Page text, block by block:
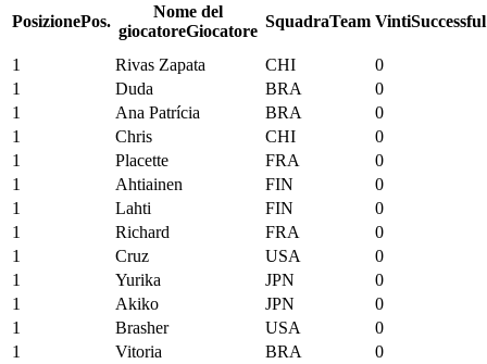
PosizionePos.
Nome del
giocatoreGiocatore
SquadraTeam VintiSuccessful
1 Rivas Zapata CHI
0
1
Duda BRA
0
1
Ana Patrícia BRA
0
1
Chris CHI
0
1
Placette FRA
0
1
Ahtiainen FIN
0
1
Lahti FIN
0
1
Richard FRA
0
1
Cruz USA
0
1
Yurika JPN
0
1
Akiko JPN
0
1
Brasher USA
0
1
Vitoria BRA
0